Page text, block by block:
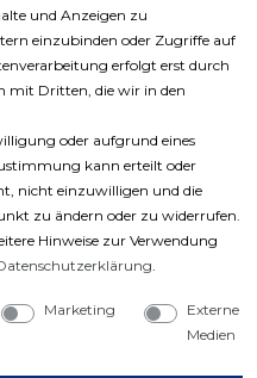
und Anzeigen zu
einzubinden oder Zugriffe auf
erfolgt erst durch
mit Dritten, die wir in den
oder aufgrund eines
kann erteilt oder
nicht einzuwilligen und die
zu ändern oder zu widerrufen.
Hinweise zur Verwendung
.
Marketing
Externe
Medien